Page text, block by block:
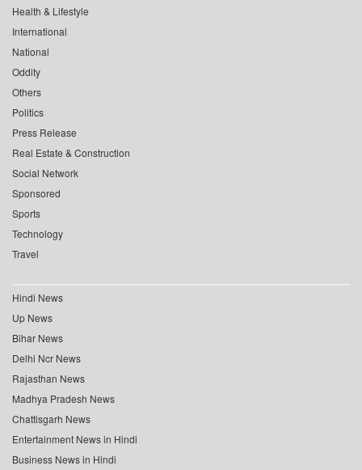
Health & Lifestyle
International
National
Oddity
Others
Politics
Press Release
Real Estate & Construction
Social Network
Sponsored
Sports
Technology
Travel
Hindi News
Up News
Bihar News
Delhi Ncr News
Rajasthan News
Madhya Pradesh News
Chattisgarh News
Entertainment News in Hindi
Business News in Hindi